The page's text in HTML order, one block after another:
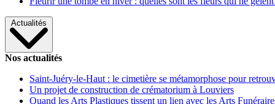
Actualités
Nos actualités
Saint-Juéry-le-Haut : le cimetière se métamorphose pour
Un projet de construction de crématorium à Louviers
Quand les Arts Plastiques tissent un lien avec les Arts